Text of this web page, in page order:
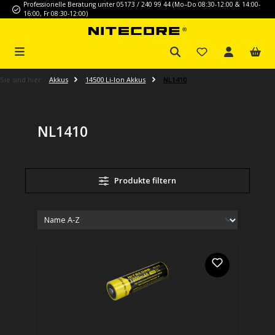
Zum Hauptinhalt springen
Professionelle Beratung unter 05173 / 240 99 44 (Mo–Do 08:30-12:00 & 14:00-
16:00, Fr 08:30-12:00)
Sie sind hier: Akkus 14500 Li-Ion Akkus NL1410
NL1410
Produkte filtern